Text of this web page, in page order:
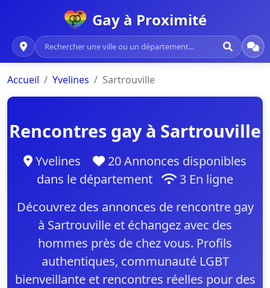
Gay à Proximité
Accueil Yvelines Sartrouville
Rencontres gay à Sartrouville
Yvelines
20 Annonces disponibles
dans le département
3 En ligne
Découvrez des annonces de rencontre gay
à Sartrouville et échangez avec des
hommes près de chez vous. Profils
authentiques, communauté LGBT
bienveillante et rencontres réelles pour des